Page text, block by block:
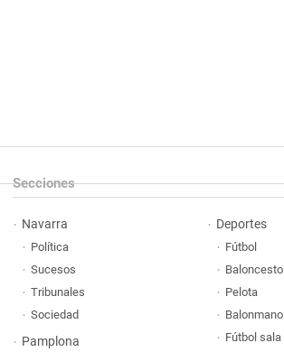
Secciones
Navarra
Política
Sucesos
Tribunales
Sociedad
Pamplona
Deportes
Fútbol
Baloncesto
Pelota
Balonmano
Fútbol sala